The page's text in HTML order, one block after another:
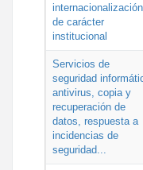
internacionalización
de carácter
institucional
Servicios de
seguridad
antivirus, copia y
recuperación de
datos, respuesta a
incidencias de
seguridad...